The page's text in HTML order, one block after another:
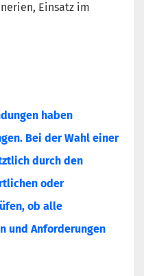
Einsatz im
haben
Bei der Wahl einer
durch den
oder
ob alle
und Anforderungen